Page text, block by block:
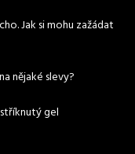
Jak si mohu zažádat
nějaké slevy?
gel